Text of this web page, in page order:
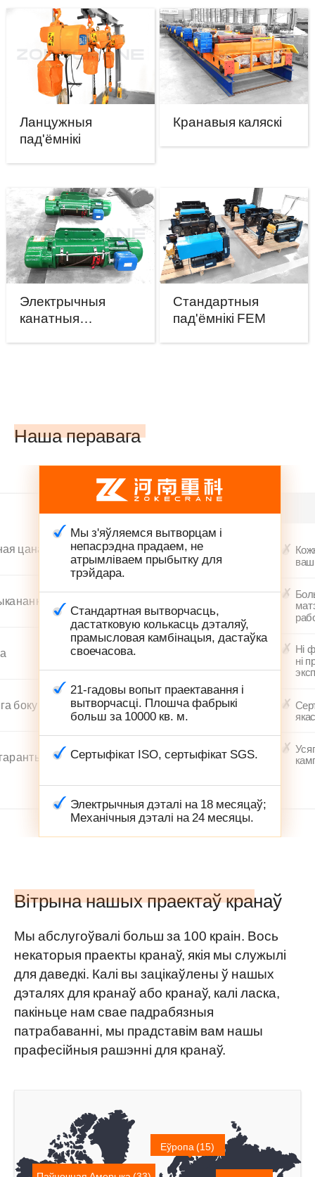
Ланцужныя
пад'ёмнікі
Кранавыя каляскі
Электрычныя
канатныя
Стандартныя
пад'ёмнікі FEM
Наша перавага
цана
боку
Мы з'яўляемся вытворцам і
непасрэдна прадаем, не
атрымліваем прыбытку для
трэйдара.
Стандартная вытворчасць,
дастатковую колькасць дэталяў,
прамысловая камбінацыя, дастаўка
своечасова.
21-гадовы вопыт праектавання і
вытворчасці. Плошча фабрыкі
больш за 10000 кв. м.
Сертыфікат ISO, сертыфікат SGS.
Электрычныя дэталі на 18 месяцаў;
Механічныя дэталі на 24 месяцы.
ваш
Ні
ні
Вітрына нашых праектаў кранаў
Мы абслугоўвалі больш за 100 краін. Вось
некаторыя праекты кранаў, якія мы служылі
для даведкі. Калі вы зацікаўлены ў нашых
дэталях для кранаў або кранаў, калі ласка,
пакіньце нам свае падрабязныя
патрабаванні, мы прадставім вам нашы
прафесійныя рашэнні для кранаў.
Еўропа (15)